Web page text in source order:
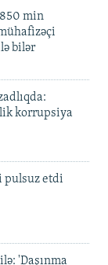
min
bilər
korrupsiya
pulsuz etdi
'Daşınma